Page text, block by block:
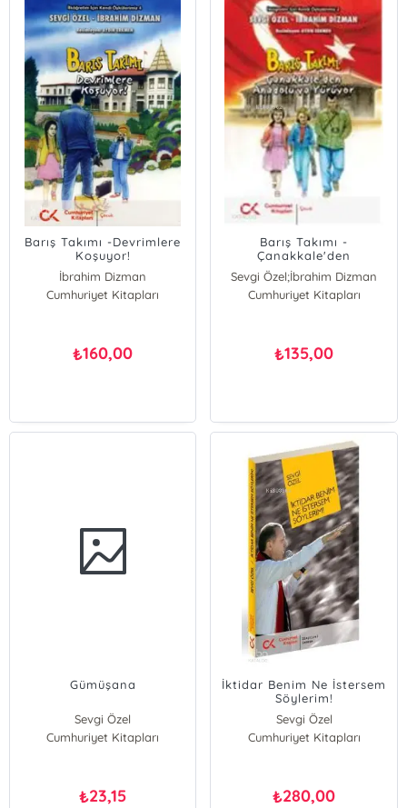
Barış Takımı -Devrimlere
Koşuyor!
İbrahim Dizman
Sevgi Özel
Cumhuriyet Kitapları
₺160,00
Barış Takımı -
Çanakkale'den
Anadolu'ya Yürüyor
Sevgi Özel;İbrahim Dizman
İbrahim Dizman
Cumhuriyet Kitapları
₺135,00
Gümüşana
Sevgi Özel
Cumhuriyet Kitapları
₺23,15
İktidar Benim Ne İstersem
Söylerim!
Sevgi Özel
Cumhuriyet Kitapları
₺280,00